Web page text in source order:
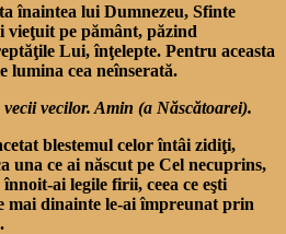
înaintea lui Dumnezeu, Sfinte
vieţuit pe pământ, păzind
Lui, înţelepte. Pentru aceasta
lumina cea neînserată.
vecilor. Amin (a Născătoarei).
blestemul celor întâi zidiţi,
una ce ai născut pe Cel necuprins,
ai legile firii, ceea ce eşti
mai dinainte le-ai împreunat prin